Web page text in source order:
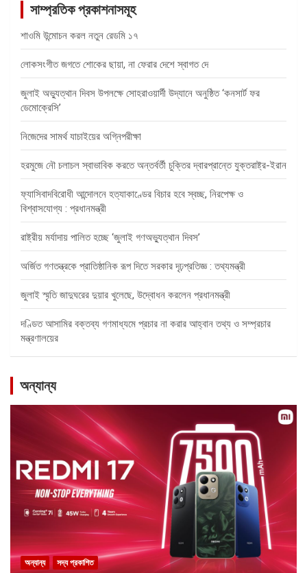
সাম্প্রতিক প্রকাশনাসমূহ
শাওমি উন্মোচন করল নতুন রেডমি ১৭
লোকসংগীত জগতে শোকের ছায়া, না ফেরার দেশে স্বাগত দে
জুলাই অভ্যুত্থান দিবস উপলক্ষে সোহরাওয়ার্দী উদ্যানে অনুষ্ঠিত ‘কনসার্ট ফর
ডেমোক্রেসি’
নিজেদের সামর্থ যাচাইয়ের অগ্নিপরীক্ষা
হরমুজে নৌ চলাচল স্বাভাবিক করতে অন্তর্বর্তী চুক্তির দ্বারপ্রান্তে যুক্তরাষ্ট্র-ইরান
ফ্যাসিবাদবিরোধী আন্দোলনে হত্যাকাণ্ডের বিচার হবে স্বচ্ছ, নিরপেক্ষ ও
বিশ্বাসযোগ্য : প্রধানমন্ত্রী
রাষ্ট্রীয় মর্যাদায় পালিত হচ্ছে ‘জুলাই গণঅভ্যুত্থান দিবস’
অর্জিত গণতন্ত্রকে প্রাতিষ্ঠানিক রূপ দিতে সরকার দৃঢ়প্রতিজ্ঞ : তথ্যমন্ত্রী
জুলাই স্মৃতি জাদুঘরের দুয়ার খুলেছে, উদ্বোধন করলেন প্রধানমন্ত্রী
দণ্ডিত আসামির বক্তব্য গণমাধ্যমে প্রচার না করার আহ্বান তথ্য ও সম্প্রচার
মন্ত্রণালয়ের
অন্যান্য
অন্যান্য সদ্য প্রকাশিত